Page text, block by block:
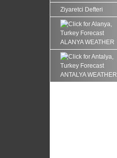
Ziyaretci Defteri
ALANYA WEATHER
ANTALYA WEATHER